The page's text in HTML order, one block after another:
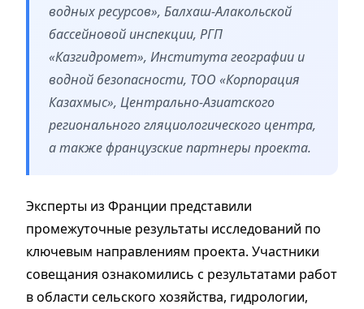
водных ресурсов», Балхаш-Алакольской
бассейновой инспекции, РГП
«Казгидромет», Института географии и
водной безопасности, ТОО «Корпорация
Казахмыс», Центрально-Азиатского
регионального гляциологического центра,
а также французские партнеры проекта.
Эксперты из Франции представили
промежуточные результаты исследований по
ключевым направлениям проекта. Участники
совещания ознакомились с результатами работ
в области сельского хозяйства, гидрологии,